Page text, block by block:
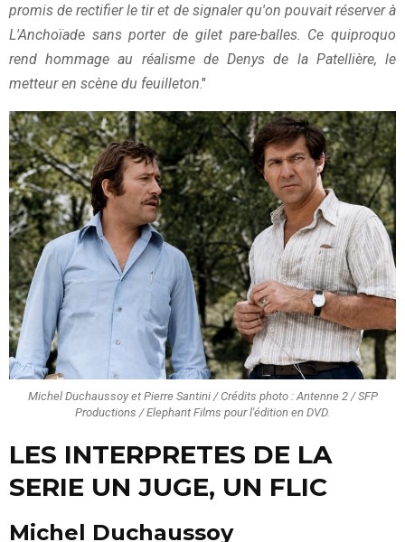
promis de rectifier le tir et de signaler qu'on pouvait réserver à
L'Anchoïade sans porter de gilet pare-balles. Ce quiproquo
rend hommage au réalisme de Denys de la Patellière, le
metteur en scène du feuilleton."
Michel Duchaussoy et Pierre Santini / Crédits photo : Antenne 2 / SFP
Productions / Elephant Films pour l'édition en DVD.
LES INTERPRETES DE LA
SERIE UN JUGE, UN FLIC
Michel Duchaussoy